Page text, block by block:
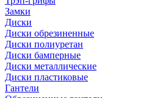
Замки
Диски
Диски обрезиненные
Диски полиуретан
Диски бамперные
Диски металлические
Диски пластиковые
Гантели